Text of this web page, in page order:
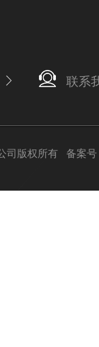
联系
司版权所有 备案号